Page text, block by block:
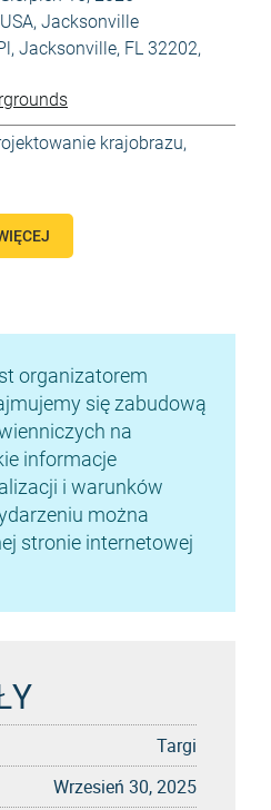
USA, Jacksonville
Jacksonville, FL 32202,
krajobrazu,
organizatorem
się zabudową
na
informacje
i warunków
można
stronie internetowej
Targi
Wrzesień 30, 2025